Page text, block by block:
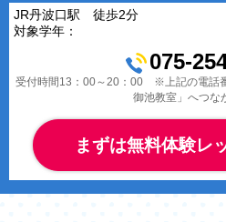
JR丹波口駅 徒歩2分
対象学年：
075-
受付時間13：00～20：00 ※上記の電話
御池教室」へつな
まずは無料体験レ